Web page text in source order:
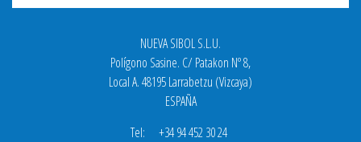
NUEVA SIBOL S.L.U.
Polígono Sasine. C/ Patakon Nº 8,
Local A. 48195 Larrabetzu (Vizcaya)
ESPAÑA
Tel: +34 94 452 30 24